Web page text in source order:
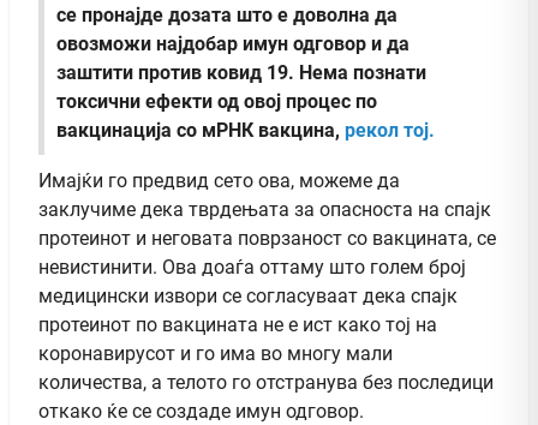
се пронајде дозата што е доволна да
овозможи најдобар имун одговор и да
заштити против ковид 19. Нема познати
токсични ефекти од овој процес по
вакцинација со мРНК вакцина, рекол тој.
Имајќи го предвид сето ова, можеме да
заклучиме дека тврдењата за опасноста на спајк
протеинот и неговата поврзаност со вакцината, се
невистинити. Ова доаѓа оттаму што голем број
медицински извори се согласуваат дека спајк
протеинот по вакцината не е ист како тој на
коронавирусот и го има во многу мали
количества, а телото го отстранува без последици
откако ќе се создаде имун одговор.